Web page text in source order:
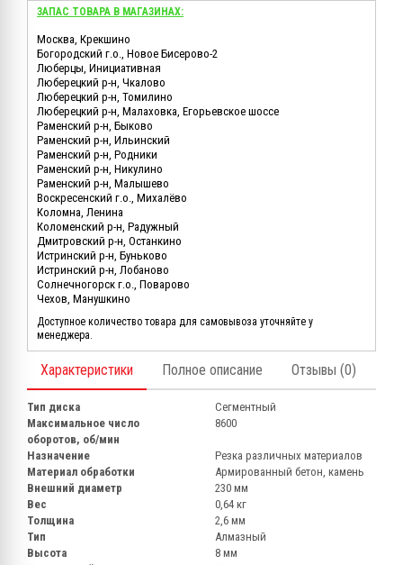
ЗАПАС ТОВАРА В МАГАЗИНАХ:
Москва, Крекшино
Богородский г.о., Новое Бисерово-2
Люберцы, Инициативная
Люберецкий р-н, Чкалово
Люберецкий р-н, Томилино
Люберецкий р-н, Малаховка, Егорьевское шоссе
Раменский р-н, Быково
Раменский р-н, Ильинский
Раменский р-н, Родники
Раменский р-н, Никулино
Раменский р-н, Малышево
Воскресенский г.о., Михалёво
Коломна, Ленина
Коломенский р-н, Радужный
Дмитровский р-н, Останкино
Истринский р-н, Буньково
Истринский р-н, Лобаново
Солнечногорск г.о., Поварово
Чехов, Манушкино
Доступное количество товара для самовывоза уточняйте у
менеджера.
Характеристики Полное описание Отзывы (0)
Тип диска
Сегментный
Максимальное число
оборотов, об/мин
8600
Назначение
Резка различных материалов
Материал обработки
Армированный бетон, камень
Внешний диаметр
230 мм
Вес
0,64 кг
Толщина
2,6 мм
Тип
Алмазный
Высота
8 мм